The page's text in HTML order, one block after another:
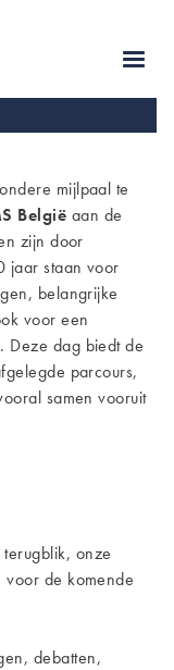
mijlpaal te
België aan de
zijn door
jaar staan voor
belangrijke
voor een
Deze dag biedt de
parcours,
samen vooruit
onze
voor de komende
debatten,